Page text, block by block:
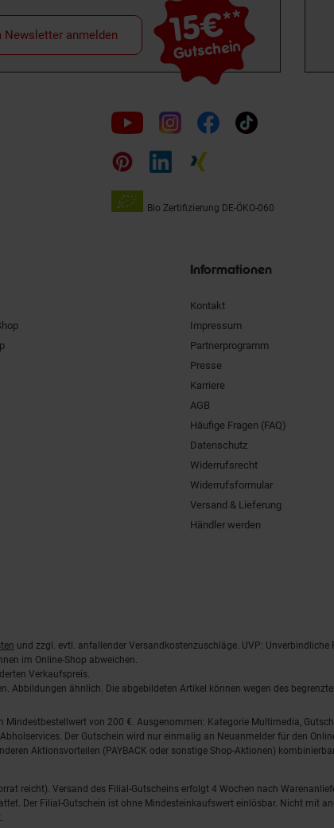
15€**
Gutschein
Newsletter anmelden
Folge
uns
auf
Bio Zertifizierung DE-ÖKO-060
Informationen
Kontakt
Impressum
Partnerprogramm
Presse
Karriere
AGB
Häufige Fragen (FAQ)
Datenschutz
Widerrufsrecht
Widerrufsformular
Versand & Lieferung
Händler werden
und zzgl. evtl. anfallender Versandkostenzuschläge. UVP: Unverbindliche
im Online-Shop abweichen.
Verkaufspreis.
Abbildungen ähnlich. Die abgebildeten Artikel können wegen des
von 200 €. Ausgenommen: Kategorie Multimedia,
Der Gutschein wird nur einmalig an Neuanmelder für den
Aktionsvorteilen (PAYBACK oder sonstige Shop-Aktionen)
reicht). Versand des Filial-Gutscheins erfolgt 4 Wochen nach
Der Filial-Gutschein ist ohne Mindesteinkaufswert einlösbar. Nicht mit